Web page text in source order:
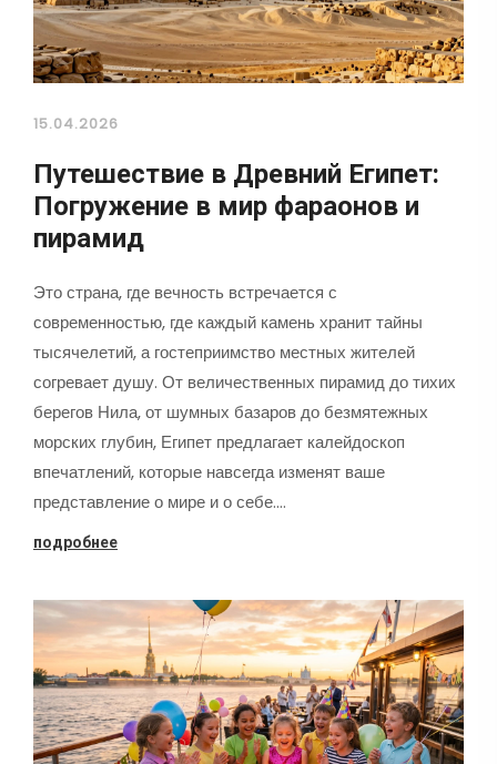
15.04.2026
Путешествие в Древний Египет:
Погружение в мир фараонов и
пирамид
Это страна, где вечность встречается с
современностью, где каждый камень хранит тайны
тысячелетий, а гостеприимство местных жителей
согревает душу. От величественных пирамид до тихих
берегов Нила, от шумных базаров до безмятежных
морских глубин, Египет предлагает калейдоскоп
впечатлений, которые навсегда изменят ваше
представление о мире и о себе.…
подробнее